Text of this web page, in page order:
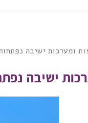
ומערכות ישיבה
ישיבה